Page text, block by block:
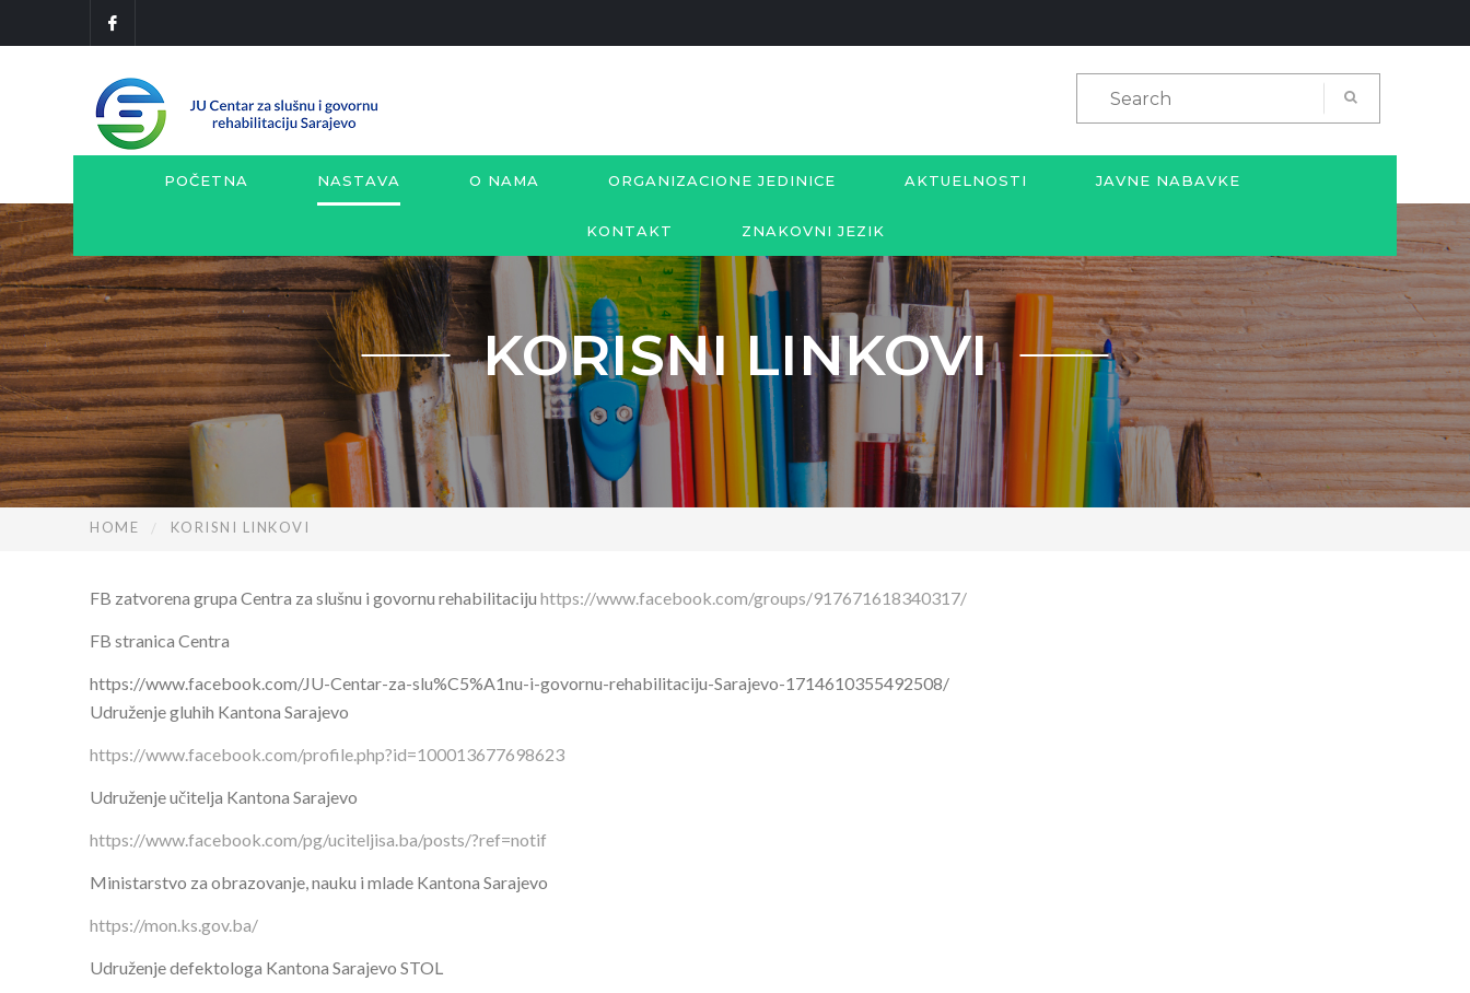
POČETNA NASTAVA O NAMA ORGANIZACIONE JEDINICE AKTUELNOSTI JAVNE NABAVKE
KONTAKT ZNAKOVNI JEZIK
KORISNI LINKOVI
HOME KORISNI LINKOVI
FB zatvorena grupa Centra za slušnu i govornu rehabilitaciju https://www.facebook.com/groups/917671618340317/
FB stranica Centra
https://www.facebook.com/JU-Centar-za-slu%C5%A1nu-i-govornu-rehabilitaciju-Sarajevo-1714610355492508/
Udruženje gluhih Kantona Sarajevo
https://www.facebook.com/profile.php?id=100013677698623
Udruženje učitelja Kantona Sarajevo
https://www.facebook.com/pg/uciteljisa.ba/posts/?ref=notif
Ministarstvo za obrazovanje, nauku i mlade Kantona Sarajevo
https://mon.ks.gov.ba/
Udruženje defektologa Kantona Sarajevo STOL